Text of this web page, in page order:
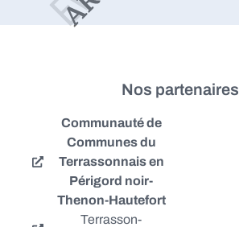
Nos partenaires
Communauté de
Communes du
Terrassonnais en
Périgord noir-
Thenon-Hautefort
Terrasson-